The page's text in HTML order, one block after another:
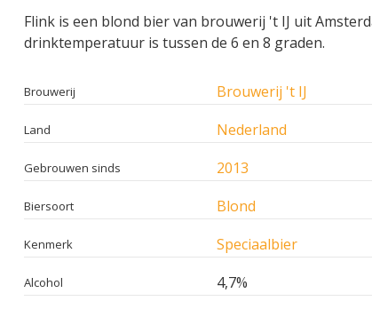
Flink is een blond bier van brouwerij 't IJ uit
drinktemperatuur is tussen de 6 en 8 graden.
Brouwerij Brouwerij 't IJ
Land Nederland
Gebrouwen sinds 2013
Biersoort Blond
Kenmerk Speciaalbier
Alcohol 4,7%